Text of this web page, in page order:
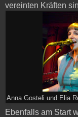
vereinten Kräften
Anna Gosteli und Elia
Ebenfalls am Start